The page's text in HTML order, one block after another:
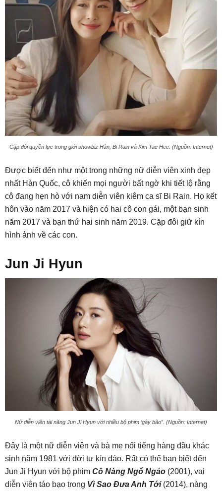
Cặp đôi quyền lực trong giới showbiz Hàn, Bi Rain và Kim Tae Hee. (Nguồn: Internet)
Được biết đến như một trong những nữ diễn viên xinh đẹp
nhất Hàn Quốc, cô khiến mọi người bất ngờ khi tiết lộ rằng
cô đang hẹn hò với nam diễn viên kiêm ca sĩ Bi Rain. Họ kết
hôn vào năm 2017 và hiện có hai cô con gái, một bạn sinh
năm 2017 và bạn thứ hai sinh năm 2019. Cặp đôi giữ kín
hình ảnh về các con.
Jun Ji Hyun
Nữ diễn viên tài năng Jun Ji Hyun với nhiều bộ phim ‘gây bão”. (Nguồn: Internet)
Đây là một nữ diễn viên và bà mẹ nổi tiếng hàng đầu khác
sinh năm 1981 với đời tư kín đáo. Rất có thể bạn biết đến
Jun Ji Hyun với bộ phim Cô Nàng Ngổ Ngáo (2001), vai
diễn viên táo bạo trong Vì Sao Đưa Anh Tới(2014), nàng